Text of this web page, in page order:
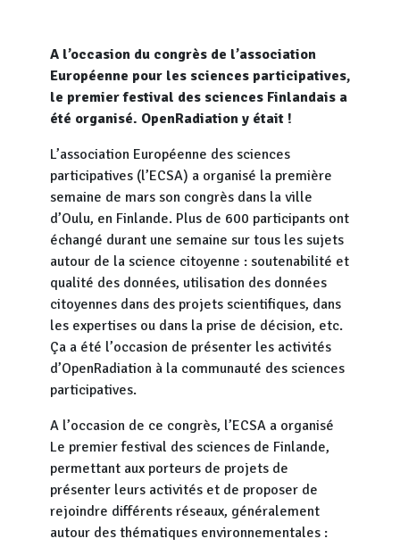
A l’occasion du congrès de l’association
Européenne pour les sciences participatives,
le premier festival des sciences Finlandais a
été organisé. OpenRadiation y était !
L’association Européenne des sciences
participatives (l’ECSA) a organisé la première
semaine de mars son congrès dans la ville
d’Oulu, en Finlande. Plus de 600 participants ont
échangé durant une semaine sur tous les sujets
autour de la science citoyenne : soutenabilité et
qualité des données, utilisation des données
citoyennes dans des projets scientifiques, dans
les expertises ou dans la prise de décision, etc.
Ça a été l’occasion de présenter les activités
d’OpenRadiation à la communauté des sciences
participatives.
A l’occasion de ce congrès, l’ECSA a organisé
Le premier festival des sciences de Finlande,
permettant aux porteurs de projets de
présenter leurs activités et de proposer de
rejoindre différents réseaux, généralement
autour des thématiques environnementales :